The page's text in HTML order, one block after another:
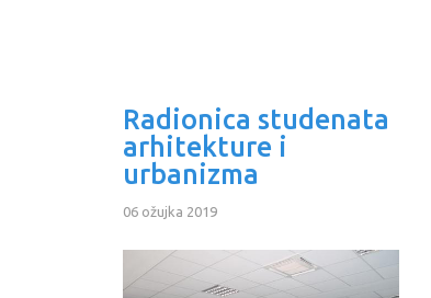
Radionica studenata
arhitekture i
urbanizma
06 ožujka 2019